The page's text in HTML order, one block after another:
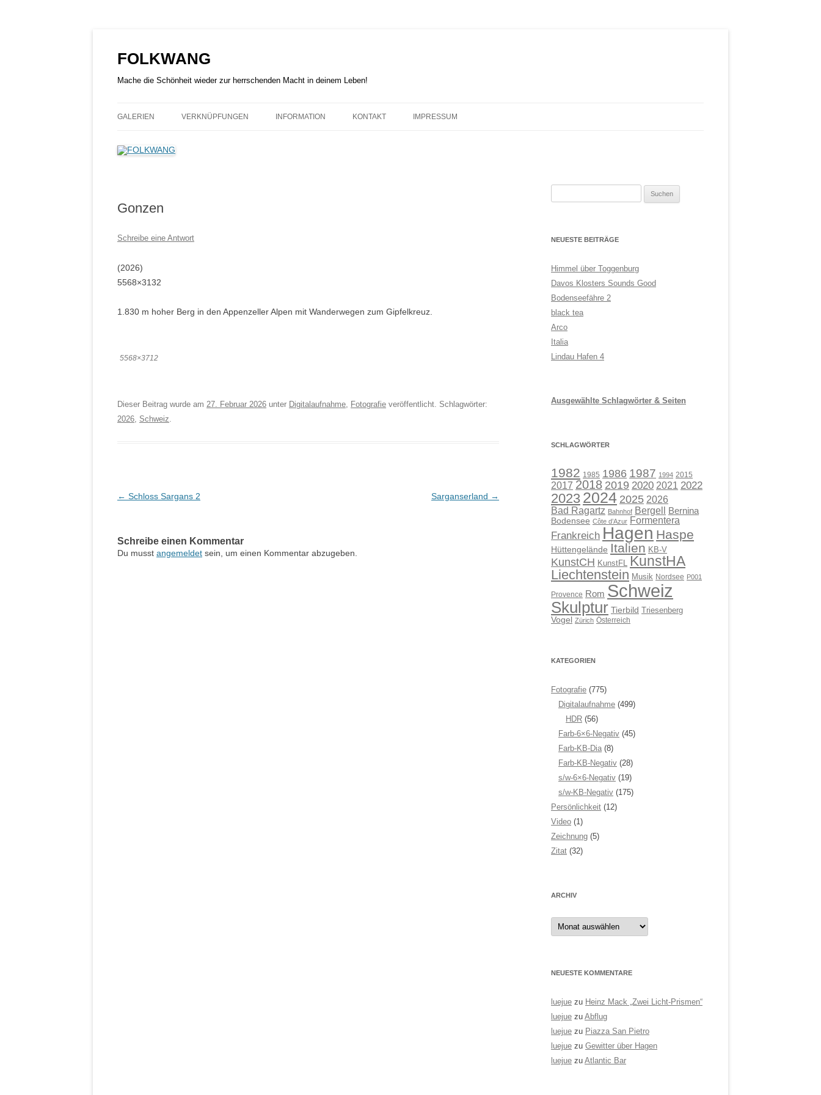
FOLKWANG
Mache die Schönheit wieder zur herrschenden Macht in deinem Leben!
GALERIEN VERKNÜPFUNGEN INFORMATION KONTAKT IMPRESSUM
Gonzen
Schreibe eine Antwort
(2026)
5568×3132
1.830 m hoher Berg in den Appenzeller Alpen mit Wanderwegen zum Gipfelkreuz.
5568×3712
Dieser Beitrag wurde am 27. Februar 2026 unter Digitalaufnahme, Fotografie veröffentlicht. Schlagwörter:
2026, Schweiz.
Beitragsnavigation
← Schloss Sargans 2 Sarganserland →
Schreibe einen Kommentar
Du musst angemeldet sein, um einen Kommentar abzugeben.
NEUESTE BEITRÄGE
Himmel über Toggenburg
Davos Klosters Sounds Good
Bodenseefähre 2
black tea
Arco
Italia
Lindau Hafen 4
Ausgewählte Schlagwörter & Seiten
SCHLAGWÖRTER
1982 1985 1986 1987 1994 2015
2017 2018 2019 2020 2021 2022
2023 2024 2025 2026
Bad Ragartz Bahnhof Bergell Bernina
Bodensee Côte d’Azur Formentera
Frankreich Hagen Haspe
Hüttengelände Italien KB-V
KunstCH KunstFL KunstHA
Liechtenstein Musik Nordsee P001
Provence Rom Schweiz
Skulptur Tierbild Triesenberg
Vogel
Zürich Österreich
KATEGORIEN
Fotografie (775)
Digitalaufnahme (499)
HDR (56)
Farb-6×6-Negativ (45)
Farb-KB-Dia (8)
Farb-KB-Negativ (28)
s/w-6×6-Negativ (19)
s/w-KB-Negativ (175)
Persönlichkeit (12)
Video (1)
Zeichnung (5)
Zitat (32)
ARCHIV
Archiv
NEUESTE KOMMENTARE
luejue zu Heinz Mack „Zwei Licht-Prismen“
luejue zu Abflug
luejue zu Piazza San Pietro
luejue zu Gewitter über Hagen
luejue zu Atlantic Bar